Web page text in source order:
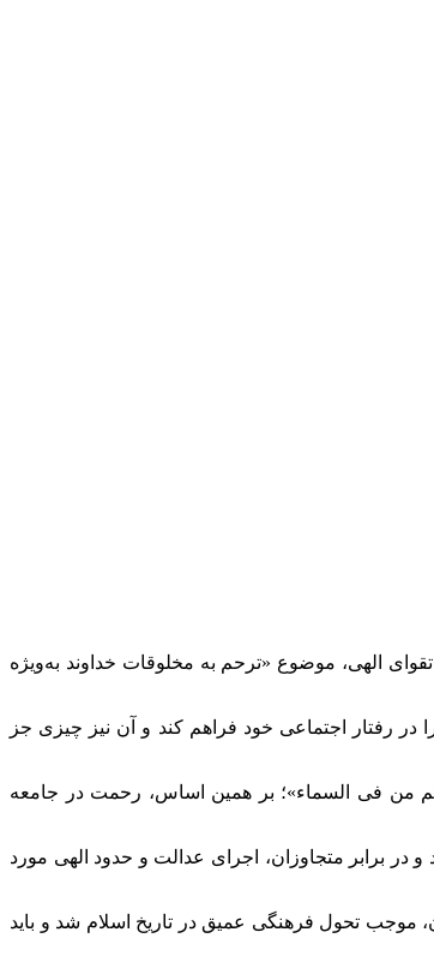
الهی، موضوع «ترحم به مخلوقات خداوند به‌ویژه
رفتار اجتماعی خود فراهم کند و آن نیز چیزی جز
من فی السماء»؛ بر همین اساس، رحمت در جامعه
در برابر متجاوزان، اجرای عدالت و حدود الهی مورد
موجب تحول فرهنگی عمیق در تاریخ اسلام شد و باید